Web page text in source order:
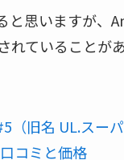
と思いますが、
ていることがあ
（旧名 UL.スー
コミと価格